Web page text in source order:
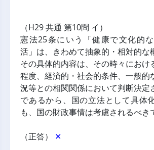
（H29 共通 第10問 イ）
憲法25条にいう「健康で文化的
活」は、きわめて抽象的・相対的な
その具体的内容は、その時々におけ
程度、経済的・社会的条件、一般的
況等との相関関係において判断決定
であるから、国の立法として具体
も、国の財政事情は考慮されるべき
（正答） ✕